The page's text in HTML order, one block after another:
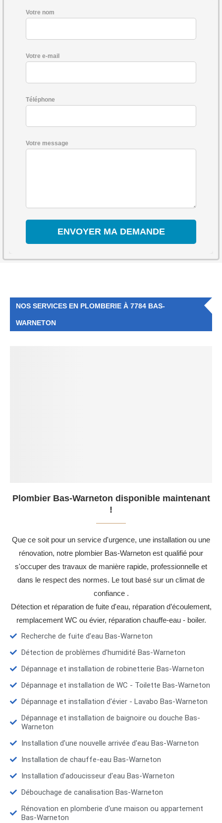
Votre nom
Votre e-mail
Téléphone
Votre message
NOS SERVICES EN PLOMBERIE À 7784 BAS-
WARNETON
Plombier Bas-Warneton disponible maintenant
!
Que ce soit pour un service d'urgence, une installation ou une
rénovation, notre plombier Bas-Warneton est qualifié pour
s'occuper des travaux de manière rapide, professionnelle et
dans le respect des normes. Le tout basé sur un climat de
confiance .
Détection et réparation de fuite d'eau, réparation d’écoulement,
remplacement WC ou évier, réparation chauffe-eau - boiler.
Recherche de fuite d’eau Bas-Warneton
Détection de problèmes d'humidité Bas-Warneton
Dépannage et installation de robinetterie Bas-Warneton
Dépannage et installation de WC - Toilette Bas-Warneton
Dépannage et installation d'évier - Lavabo Bas-Warneton
Dépannage et installation de baignoire ou douche Bas-
Warneton
Installation d'une nouvelle arrivée d'eau Bas-Warneton
Installation de chauffe-eau Bas-Warneton
Installation d’adoucisseur d'eau Bas-Warneton
Débouchage de canalisation Bas-Warneton
Rénovation en plomberie d'une maison ou appartement
Bas-Warneton